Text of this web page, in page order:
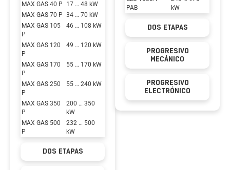
DOS ETAPAS
MAX GAS 40 P
17 … 48 kW
MAX GAS 70 P 34 … 70 kW
MAX GAS 105
P
46 … 108 kW
MAX GAS 120
P
49 … 120 kW
MAX GAS 170
P
55 … 170 kW
MAX GAS 250
P
55 … 240 kW
MAX GAS 350
P
200 … 350
kW
MAX GAS 500
P
232 … 500
kW
DOS ETAPAS
PROGRESIVO
MECÁNICO
PROGRESIVO
ELECTRÓNICO
PAB
kW